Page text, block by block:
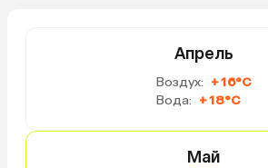
Апрель
Воздух: +16°C
Вода: +18°C
Май